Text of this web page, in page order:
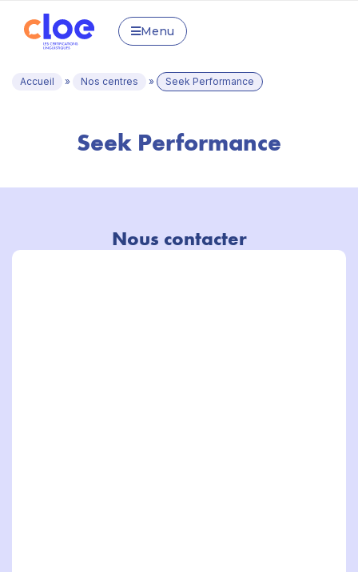
Menu
Accueil » Nos centres » Seek Performance
Seek Performance
Nous contacter